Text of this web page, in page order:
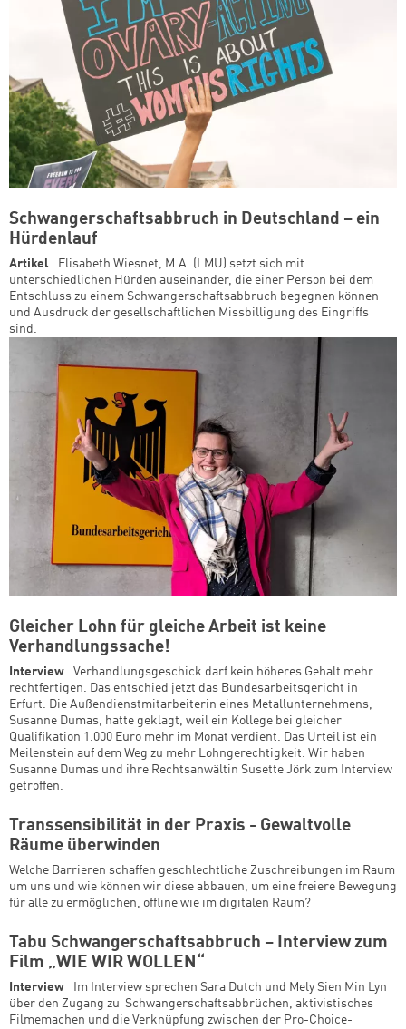
Schwangerschaftsabbruch in Deutschland – ein
Hürdenlauf
Artikel
Elisabeth Wiesnet, M.A. (LMU) setzt sich mit
unterschiedlichen Hürden auseinander, die einer Person bei dem
Entschluss zu einem Schwangerschaftsabbruch begegnen können
und Ausdruck der gesellschaftlichen Missbilligung des Eingriffs
sind.
Gleicher Lohn für gleiche Arbeit ist keine
Verhandlungssache!
Interview
Verhandlungsgeschick darf kein höheres Gehalt mehr
rechtfertigen. Das entschied jetzt das Bundesarbeitsgericht in
Erfurt. Die Außendienstmitarbeiterin eines Metallunternehmens,
Susanne Dumas, hatte geklagt, weil ein Kollege bei gleicher
Qualifikation 1.000 Euro mehr im Monat verdient. Das Urteil ist ein
Meilenstein auf dem Weg zu mehr Lohngerechtigkeit. Wir haben
Susanne Dumas und ihre Rechtsanwältin Susette Jörk zum Interview
getroffen.
Transsensibilität in der Praxis - Gewaltvolle
Räume überwinden
Welche Barrieren schaffen geschlechtliche Zuschreibungen im Raum
um uns und wie können wir diese abbauen, um eine freiere Bewegung
für alle zu ermöglichen, offline wie im digitalen Raum?
Tabu Schwangerschaftsabbruch – Interview zum
Film „WIE WIR WOLLEN“
Interview
Im Interview sprechen Sara Dutch und Mely Sien Min Lyn
über den Zugang zu Schwangerschaftsabbrüchen, aktivistisches
Filmemachen und die Verknüpfung zwischen der Pro-Choice-